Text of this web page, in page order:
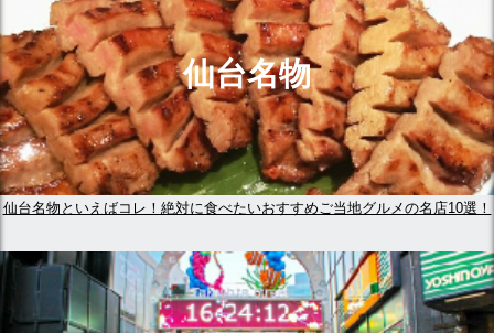
仙台名物
仙台名物といえばコレ！絶対に食べたいおすすめご当地グルメの名店10選！